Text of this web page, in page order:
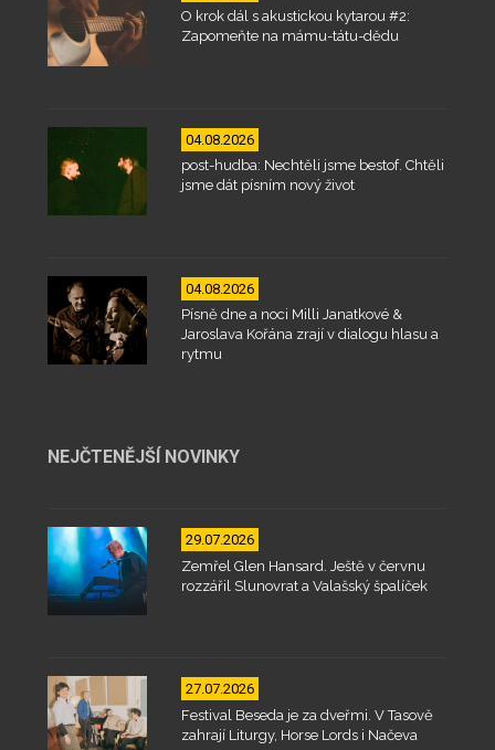
O krok dál s akustickou kytarou #2:
Zapomeňte na mámu-tátu-dědu
04.08.2026
post-hudba: Nechtěli jsme bestof. Chtěli
jsme dát písním nový život
04.08.2026
Písně dne a noci Milli Janatkové &
Jaroslava Kořána zrají v dialogu hlasu a
rytmu
NEJČTENĚJŠÍ NOVINKY
29.07.2026
Zemřel Glen Hansard. Ještě v červnu
rozzářil Slunovrat a Valašský špalíček
27.07.2026
Festival Beseda je za dveřmi. V Tasově
zahrají Liturgy, Horse Lords i Načeva